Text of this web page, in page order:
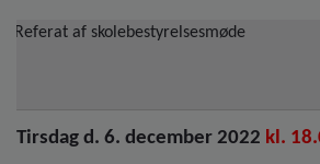
Referat af skolebestyrelsesmøde
Tirsdag d. 6. december 2022 kl.